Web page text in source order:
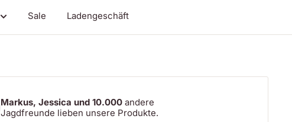
Sale Ladengeschäft
Markus, Jessica und 10.000andere
Jagdfreunde lieben unsere Produkte.